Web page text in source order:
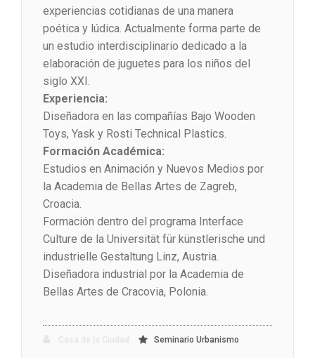
experiencias cotidianas de una manera
poética y lúdica. Actualmente forma parte de
un estudio interdisciplinario dedicado a la
elaboración de juguetes para los niños del
siglo XXI.
Experiencia:
Diseñadora en las compañías Bajo Wooden
Toys, Yask y Rosti Technical Plastics.
Formación Académica:
Estudios en Animación y Nuevos Medios por
la Academia de Bellas Artes de Zagreb,
Croacia.
Formación dentro del programa Interface
Culture de la Universität für künstlerische und
industrielle Gestaltung Linz, Austria.
Diseñadora industrial por la Academia de
Bellas Artes de Cracovia, Polonia.
Seminario Urbanismo